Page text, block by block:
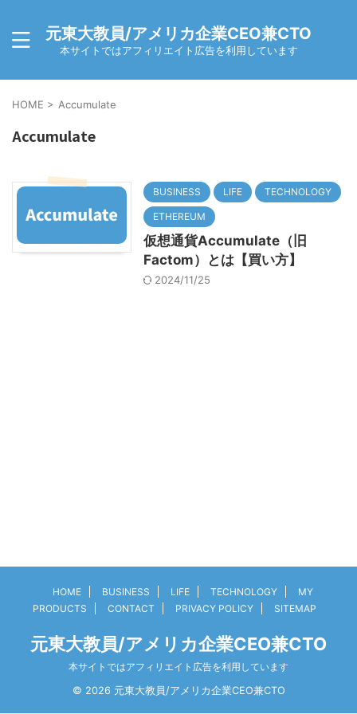
元東大教員/アメリカ企業CEO兼CTO
本サイトではアフィリエイト広告を利用しています
HOME > Accumulate
Accumulate
BUSINESS LIFE TECHNOLOGY
ETHEREUM
仮想通貨Accumulate（旧
Factom）とは【買い方】
2024/11/25
HOME BUSINESS LIFE TECHNOLOGY
MY
PRODUCTS
CONTACT PRIVACY POLICY SITEMAP
元東大教員/アメリカ企業CEO兼CTO
本サイトではアフィリエイト広告を利用しています
© 2026 元東大教員/アメリカ企業CEO兼CTO